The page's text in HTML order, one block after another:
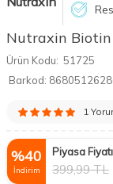
Nutraxin
Ürün Kodu: 51725
Barkod:
1
%40
İndirim
Piyasa Fiyatı
399,99TL